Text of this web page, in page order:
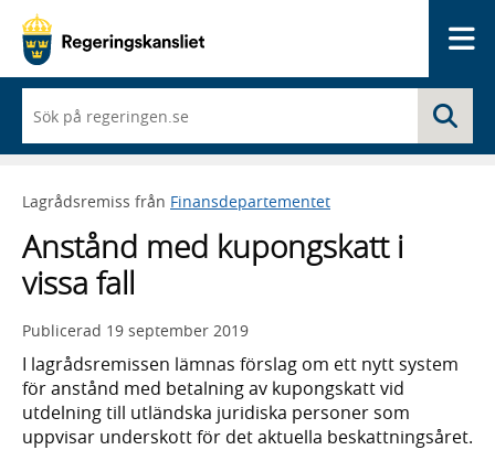
du
börjar
skriva
framträder
lista
med
sökförslag
Lagrådsremiss från Finansdepartementet
Anstånd med kupongskatt i
vissa fall
Publicerad 19 september 2019
I lagrådsremissen lämnas förslag om ett nytt system
för anstånd med betalning av kupongskatt vid
utdelning till utländska juridiska personer som
uppvisar underskott för det aktuella beskattningsåret.